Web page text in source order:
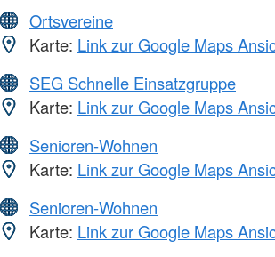
Ortsvereine
Karte: Link zur Google Maps
SEG Schnelle Einsatzgruppe
Karte: Link zur Google Maps
Senioren-Wohnen
Karte: Link zur Google Maps
Senioren-Wohnen
Karte: Link zur Google Maps